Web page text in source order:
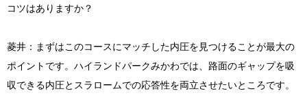
コツはありますか？
菱井：まずはこのコースにマッチした内圧を見つけることが最大の
ポイントです。ハイランドパークみかわでは、路面のギャップを吸
収できる内圧とスラロームでの応答性を両立させたいところです。